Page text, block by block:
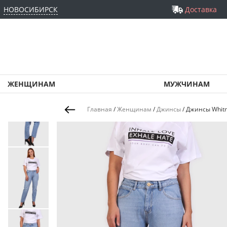
НОВОСИБИРСК Доставка
ЖЕНЩИНАМ МУЖЧИНАМ
Главная /Женщинам /Джинсы/Джинсы